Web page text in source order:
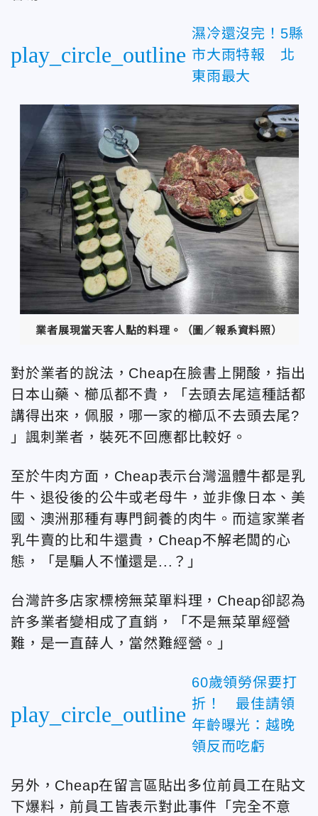
play_circle_outline
濕冷還沒完！5縣
市大雨特報 北
東雨最大
業者展現當天客人點的料理。（圖／報系資料照）
對於業者的說法，Cheap在臉書上開酸，指出
日本山藥、櫛瓜都不貴，「去頭去尾這種話都
講得出來，佩服，哪一家的櫛瓜不去頭去尾?
」諷刺業者，裝死不回應都比較好。
至於牛肉方面，Cheap表示台灣溫體牛都是乳
牛、退役後的公牛或老母牛，並非像日本、美
國、澳洲那種有專門飼養的肉牛。而這家業者
乳牛賣的比和牛還貴，Cheap不解老闆的心
態，「是騙人不懂還是...？」
台灣許多店家標榜無菜單料理，Cheap卻認為
許多業者變相成了直銷，「不是無菜單經營
難，是一直薛人，當然難經營。」
play_circle_outline
60歲領勞保要打
折！ 最佳請領
年齡曝光：越晚
領反而吃虧
另外，Cheap在留言區貼出多位前員工在貼文
下爆料，前員工皆表示對此事件「完全不意